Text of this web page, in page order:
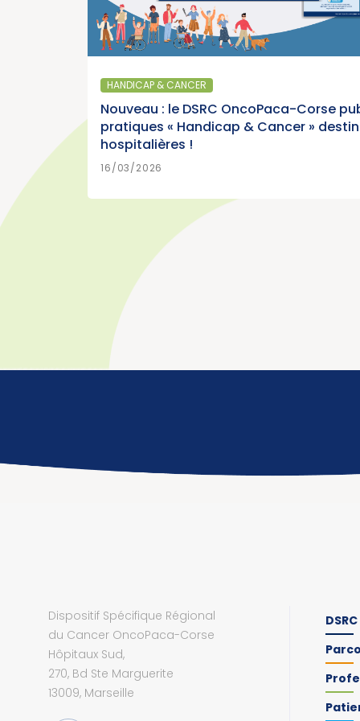
HANDICAP & CANCER
Nouveau : le DSRC OncoPaca-Corse
pratiques « Handicap & Cancer »
hospitalières !
16/03/2026
: « Les
SAVOIR PLUS
SANTÉ PUBLIQUE -
Parution du
Dispositif Spécifique Régional
du Cancer OncoPaca-Corse
Hôpitaux Sud,
270, Bd Ste Marguerite
13009, Marseille
DSRC